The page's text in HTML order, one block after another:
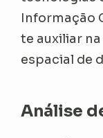
Informação
te auxiliar
espacial de
Análise